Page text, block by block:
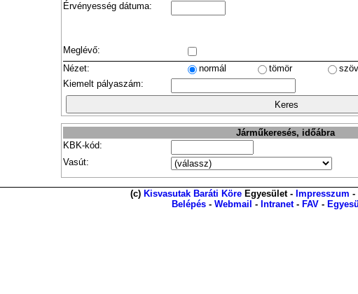
Érvényesség dátuma:
Meglévő:
Nézet:
normál tömör
Kiemelt pályaszám:
Járműkeresés, időábra
KBK-kód:
Vasút:
(c) Kisvasutak Baráti Köre Egyesület - Impresszum -
Belépés - Webmail - Intranet- FAV -